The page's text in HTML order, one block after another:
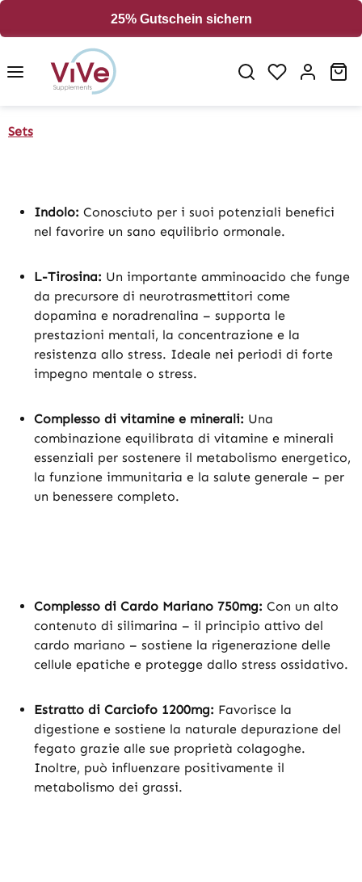
25% Gutschein sichern
Sets
Indolo: Conosciuto per i suoi potenziali benefici
nel favorire un sano equilibrio ormonale.
L-Tirosina: Un importante amminoacido che funge
da precursore di neurotrasmettitori come
dopamina e noradrenalina – supporta le
prestazioni mentali, la concentrazione e la
resistenza allo stress. Ideale nei periodi di forte
impegno mentale o stress.
Complesso di vitamine e minerali: Una
combinazione equilibrata di vitamine e minerali
essenziali per sostenere il metabolismo energetico,
la funzione immunitaria e la salute generale – per
un benessere completo.
Complesso di Cardo Mariano 750mg: Con un alto
contenuto di silimarina – il principio attivo del
cardo mariano – sostiene la rigenerazione delle
cellule epatiche e protegge dallo stress ossidativo.
Estratto di Carciofo 1200mg: Favorisce la
digestione e sostiene la naturale depurazione del
fegato grazie alle sue proprietà colagoghe.
Inoltre, può influenzare positivamente il
metabolismo dei grassi.